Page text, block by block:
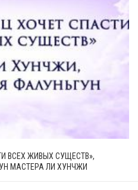
ВСЕХ ЖИВЫХ СУЩЕСТВ»,
МАСТЕРА ЛИ ХУНЧЖИ